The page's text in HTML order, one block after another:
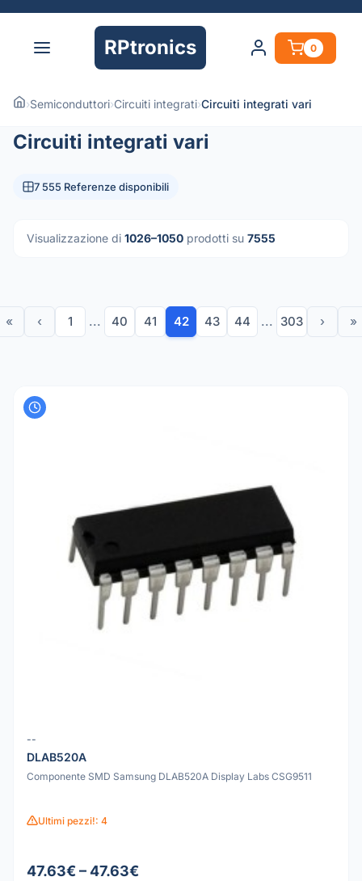
RPtronics 0
›Semiconduttori›Circuiti integrati›Circuiti integrati vari
Circuiti integrati vari
7 555 Referenze disponibili
Visualizzazione di 1026–1050 prodotti su 7555
« ‹ 1 ... 40 41 42 43 44 ... 303 › »
--
DLAB520A
Componente SMD Samsung DLAB520A Display Labs CSG9511
Ultimi pezzi!: 4
47.63€ – 47.63€